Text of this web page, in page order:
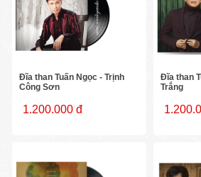
Đĩa than Tuấn Ngọc - Trịnh
Công Sơn
1.200.000 đ
Đĩa than
Trắng